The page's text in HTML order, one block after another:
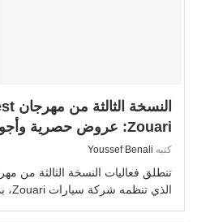
Zouari: عروض حصرية وأجواء...
كتبه Youssef Benali
الذي تنظمه شركة سيارات Zouari، بداية من …